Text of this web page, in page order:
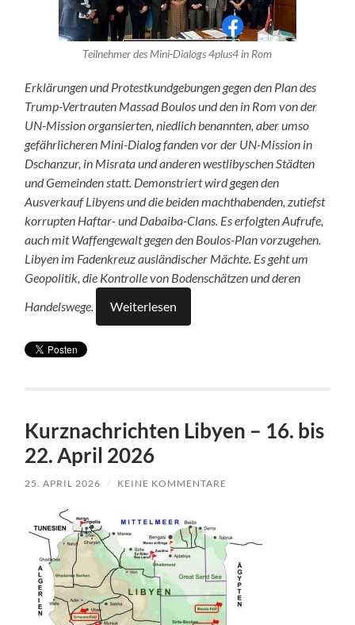
Teilnehmer des Mini-Dialogs 4plus4 in Rom
Erklärungen und Protestkundgebungen gegen den Plan des
Trump-Vertrauten Massad Boulos und den in Rom von der
UN-Mission organsierten, niedlich benannten, aber umso
gefährlicheren Mini-Dialog fanden vor der UN-Mission in
Dschanzur, in Misrata und anderen westlibyschen Städten
und Gemeinden statt. Demonstriert wird gegen den
Ausverkauf Libyens und die beiden machthabenden, zutiefst
korrupten Haftar- und Dabaiba-Clans. Es erfolgten Aufrufe,
auch mit Waffengewalt gegen den Boulos-Plan vorzugehen.
Libyen im Fadenkreuz ausländischer Mächte. Es geht um
Geopolitik, die Kontrolle von Bodenschätzen und deren
Handelswege.
Weiterlesen
Kurznachrichten Libyen – 16. bis
22. April 2026
25. APRIL 2026 / KEINE KOMMENTARE